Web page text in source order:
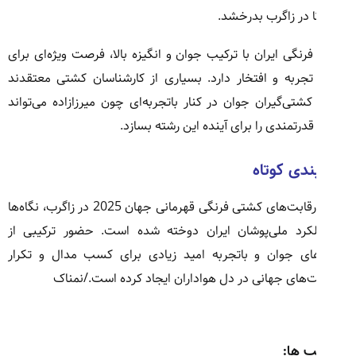
در زاگرب بدرخشد.
ایران با ترکیب جوان و انگیزه بالا، فرصت ویژه‌ای برای
و افتخار دارد. بسیاری از کارشناسان کشتی معتقدند
جوان در کنار باتجربه‌ای چون میرزازاده می‌تواند
را برای آینده این رشته بسازد.
کوتاه
با آغاز رقابت‌های کشتی فرنگی قهرمانی جهان 2025 در زاگرب، نگاه‌ها
ملی‌پوشان ایران دوخته شده است. حضور ترکیبی از
جوان و باتجربه امید زیادی برای کسب مدال و تکرار
جهانی در دل هواداران ایجاد کرده است./نمناک